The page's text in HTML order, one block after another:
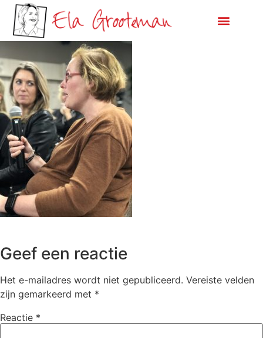
Geef een reactie
Het e-mailadres wordt niet gepubliceerd. Vereiste velden
zijn gemarkeerd met *
Reactie *